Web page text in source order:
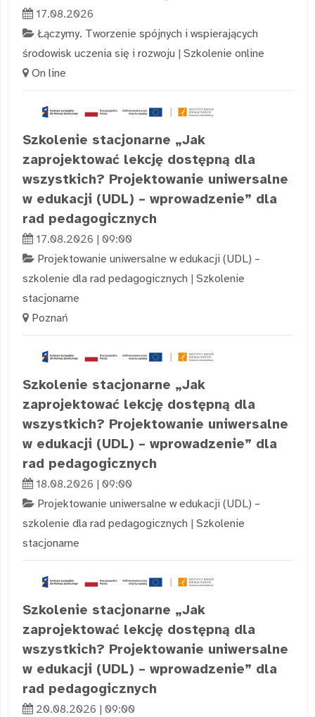
17.08.2026
Łączymy. Tworzenie spójnych i wspierających
środowisk uczenia się i rozwoju | Szkolenie online
On line
Szkolenie stacjonarne „Jak
zaprojektować lekcję dostępną dla
wszystkich? Projektowanie uniwersalne
w edukacji (UDL) – wprowadzenie” dla
rad pedagogicznych
17.08.2026 | 09:00
Projektowanie uniwersalne w edukacji (UDL) –
szkolenie dla rad pedagogicznych | Szkolenie
stacjonarne
Poznań
Szkolenie stacjonarne „Jak
zaprojektować lekcję dostępną dla
wszystkich? Projektowanie uniwersalne
w edukacji (UDL) – wprowadzenie” dla
rad pedagogicznych
18.08.2026 | 09:00
Projektowanie uniwersalne w edukacji (UDL) –
szkolenie dla rad pedagogicznych | Szkolenie
stacjonarne
Szkolenie stacjonarne „Jak
zaprojektować lekcję dostępną dla
wszystkich? Projektowanie uniwersalne
w edukacji (UDL) – wprowadzenie” dla
rad pedagogicznych
20.08.2026 | 09:00